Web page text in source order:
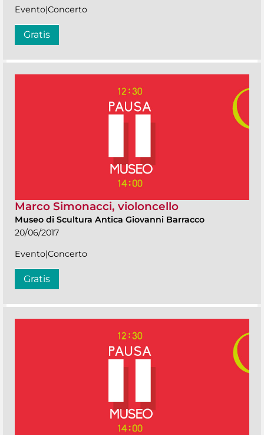
Evento|Concerto
Gratis
Marco Simonacci, violoncello
Museo di Scultura Antica Giovanni Barracco
20/06/2017
Evento|Concerto
Gratis